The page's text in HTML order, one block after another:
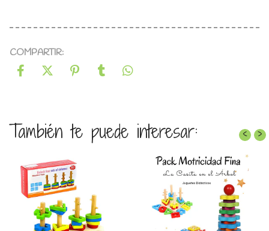
COMPARTIR:
También te puede interesar: ‹ ›